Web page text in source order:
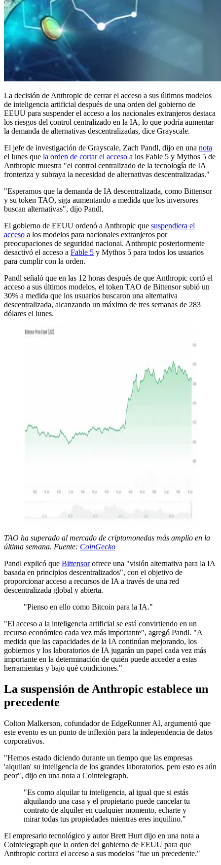
La decisión de Anthropic de cerrar el acceso a sus últimos modelos
de inteligencia artificial después de una orden del gobierno de
EEUU para suspender el acceso a los nacionales extranjeros destaca
los riesgos del control centralizado en la IA, lo que podría aumentar
la demanda de alternativas descentralizadas, dice Grayscale.
El jefe de investigación de Grayscale, Zach Pandl, dijo en una nota
el lunes que la orden de cortar el acceso a los Fable 5 y Mythos 5 de
Anthropic muestra "el control centralizado de la tecnología de IA
fronteriza y subraya la necesidad de alternativas descentralizadas."
"Esperamos que la demanda de IA descentralizada, como Bittensor
y su token TAO, siga aumentando a medida que los inversores
buscan alternativas", dijo Pandl.
El gobierno de EEUU ordenó a Anthropic que suspendiera el
acceso a los modelos para nacionales extranjeros por
preocupaciones de seguridad nacional. Anthropic posteriormente
desactivó el acceso a Fable 5 y Mythos 5 para todos los usuarios
para cumplir con la orden.
Pandl señaló que en las 12 horas después de que Anthropic cortó el
acceso a sus últimos modelos, el token TAO de Bittensor subió un
30% a medida que los usuarios buscaron una alternativa
descentralizada, alcanzando un máximo de tres semanas de 283
dólares el lunes.
TAO ha superado al mercado de criptomonedas más amplio en la
última semana. Fuente: CoinGecko
Pandl explicó que Bittensorofrece una "visión alternativa para la IA
basada en principios descentralizados", con el objetivo de
proporcionar acceso a recursos de IA a través de una red
descentralizada global y abierta.
"Pienso en ello como Bitcoin para la IA."
"El acceso a la inteligencia artificial se está convirtiendo en un
recurso económico cada vez más importante", agregó Pandl. "A
medida que las capacidades de la IA continúan mejorando, los
gobiernos y los laboratorios de IA jugarán un papel cada vez más
importante en la determinación de quién puede acceder a estas
herramientas y bajo qué condiciones."
La suspensión de Anthropic establece un
precedente
Colton Malkerson, cofundador de EdgeRunner AI, argumentó que
este evento es un punto de inflexión para la independencia de datos
corporativos.
"Hemos estado diciendo durante un tiempo que las empresas
'alquilan' su inteligencia de los grandes laboratorios, pero esto es aún
peor", dijo en una nota a Cointelegraph.
"Es como alquilar tu inteligencia, al igual que si estás
alquilando una casa y el propietario puede cancelar tu
contrato de alquiler en cualquier momento, echarte y
mirar todas tus propiedades mientras eres inquilino."
El empresario tecnológico y autor Brett Hurt dijo en una nota a
Cointelegraph que la orden del gobierno de EEUU para que
Anthropic cortara el acceso a sus modelos "fue un precedente."